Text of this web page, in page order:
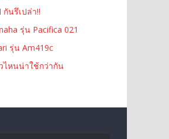
นรึเปล่า!!
รุ่น Pacifica 021
รุ่น Am419c
ไหนน่าใช้กว่ากัน